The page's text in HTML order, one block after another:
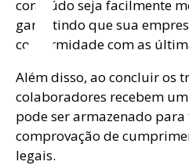
conteúdo seja facilmente
garantindo que sua
conformidade com as
Além disso, ao concluir os
colaboradores recebem
pode ser armazenado
comprovação de
legais.